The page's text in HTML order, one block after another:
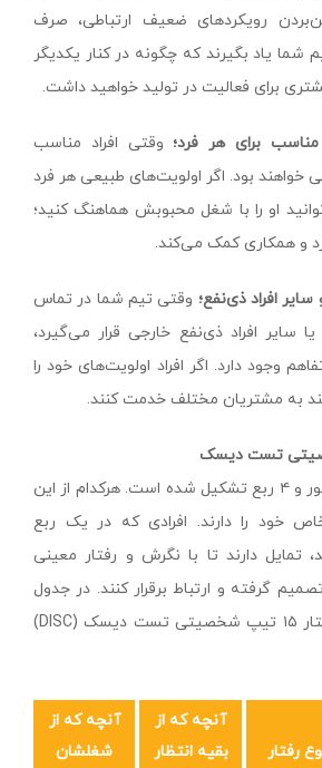
رویکردهای ضعیف ارتباطی، صرف
شما یاد بگیرند که چگونه در کنار یکدیگر
برای فعالیت در تولید خواهید داشت.
برای هر فرد؛ وقتی افراد مناسب
خواهند بود. اگر اولویت‌های طبیعی هر فرد
او را با شغل محبوبش هماهنگ کنید؛
و همکاری کمک می‌کند.
افراد ذی‌نفع؛ وقتی تیم شما در تماس
سایر افراد ذی‌نفع خارجی قرار می‌گیرد،
وجود دارد. اگر افراد اولویت‌های خود را
به مشتریان مختلف خدمت کنند.
تست دیسک
آزمون دیسک از ۲ محور و ۴ ربع تشکیل شده است. هرکدام از این
خود را دارند. افرادی که در یک ربع
تمایل دارند تا با نگرش و رفتار معینی
گرفته و ارتباط برقرار کنند. در جدول
زیر، به‌طور مختصر رفتار ۱۵ تیپ شخصیتی تست دیسک (DISC)
رفتار
آنچه که از
بقیه انتظار
آنچه که از
شغلشان